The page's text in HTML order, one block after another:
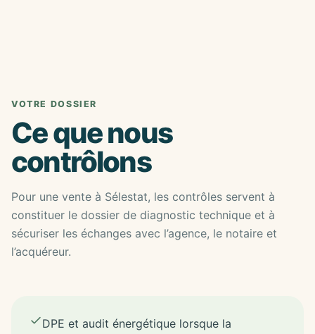
VOTRE DOSSIER
Ce que nous
contrôlons
Pour une vente à Sélestat, les contrôles servent à
constituer le dossier de diagnostic technique et à
sécuriser les échanges avec l’agence, le notaire et
l’acquéreur.
DPE et audit énergétique lorsque la